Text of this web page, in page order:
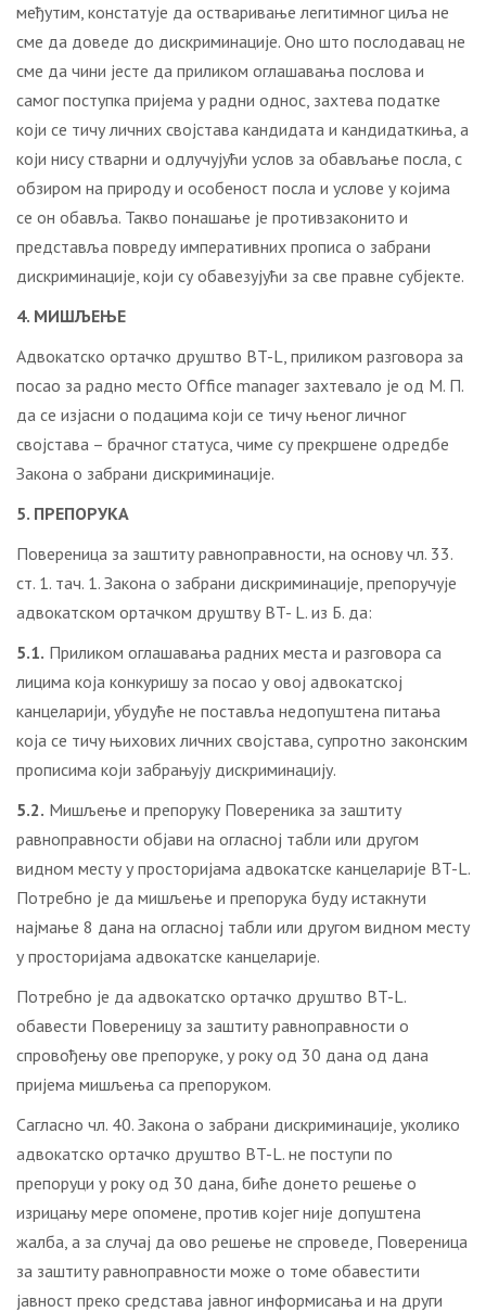
међутим, констатује да остваривање легитимног циља не
сме да доведе до дискриминације. Оно што послодавац не
сме да чини јесте да приликом оглашавања послова и
самог поступка пријема у радни однос, захтева податке
који се тичу личних својстава кандидата и кандидаткиња, а
који нису стварни и одлучујући услов за обављање посла, с
обзиром на природу и особеност посла и услове у којима
се он обавља. Такво понашање је противзаконито и
представља повреду императивних прописа о забрани
дискриминације, који су обавезујући за све правне субјекте.
4. МИШЉЕЊЕ
Адвокатско ортачко друштво BT-L, приликом разговора за
посао за радно место Office manager захтевало је од М. П.
да се изјасни о подацима који се тичу њеног личног
својстава – брачног статуса, чиме су прекршене одредбе
Закона о забрани дискриминације.
5. ПРЕПОРУКА
Повереница за заштиту равноправности, на основу чл. 33.
ст. 1. тач. 1. Закона о забрани дискриминације, препоручује
адвокатском ортачком друштву BT- L. из Б. да:
5.1. Приликом оглашавања радних места и разговора са
лицима која конкуришу за посао у овој адвокатској
канцеларији, убудуће не поставља недопуштена питања
која се тичу њихових личних својстава, супротно законским
прописима који забрањују дискриминацију.
5.2. Мишљење и препоруку Повереника за заштиту
равноправности објави на огласној табли или другом
видном месту у просторијама адвокатске канцеларије BT-L.
Потребно је да мишљење и препорука буду истакнути
најмање 8 дана на огласној табли или другом видном месту
у просторијама адвокатске канцеларије.
Потребно је да адвокатско ортачко друштво BT-L.
обавести Повереницу за заштиту равноправности о
спровођењу ове препоруке, у року од 30 дана од дана
пријема мишљења са препоруком.
Сагласно чл. 40. Закона о забрани дискриминације, уколико
адвокатско ортачко друштво BT-L. не поступи по
препоруци у року од 30 дана, биће донето решење о
изрицању мере опомене, против којег није допуштена
жалба, а за случај да ово решење не спроведе, Повереница
за заштиту равноправности може о томе обавестити
јавност преко средстава јавног информисања и на други